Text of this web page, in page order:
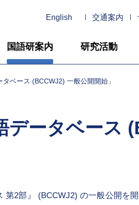
国語研案内 研究活動
English 交通案内
ベース (BCCWJ2) 一般公開開始」
ータベース
2部』 (BCCWJ2) の一般公開を